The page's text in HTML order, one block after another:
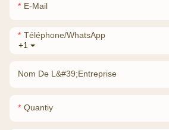
E-Mail
+1
Téléphone/WhatsApp
Nom De L&#39;entreprise
Quantiy